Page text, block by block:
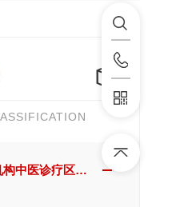
基层医疗卫生机构中医诊疗区（中医馆）服务能力建设项目诊疗设备